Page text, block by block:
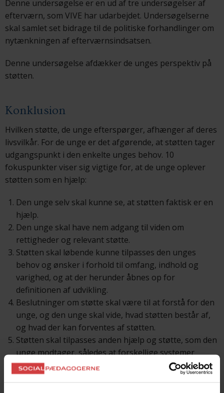
Denne undersøgelse er en ud af tre undersøgelser af
efterværn, som VIVE har udarbejdet. Undersøgelserne
skal samlet set bidrage til de politiske forhandlinger om
nytænkningen af efterværnsindsatsen.
Denne undersøgelse afdækker de unges perspektiv på
støtten.
Konklusion
Hvilken støtte, de unge efterspørger, afhænger af deres
livsvilkår. For de unge er det afgørende, at støtten tager
udgangspunkt i den enkelte unges behov. 10
fokuspunkter viser sig vigtige for, at de unge oplever
støtten som en hjælp:
Den unge selv skal kunne se, at støtten faktisk er en
hjælp.
Den unge skal have nem adgang til viden om
rettigheder og relevant støtte.
Støtten skal løbende kunne tilpasses den unges
behov og ønsker i forhold til omfang, indhold og
varighed, og at der herunder åbnes op for
definitionen af udvikling.
Beslutninger om støtte skal være til at forstå for den
unge, og den unge skal vide, hvad støtten består af,
og hvad der kan forventes af støtten.
Støtten skal tilpasses anden hjælp og støtte, som den
unge modtager, således at forskellige systemer
samarbejder og ikke modarbejder hinanden.
Støtten skal have fokus på at skabe og understøtte